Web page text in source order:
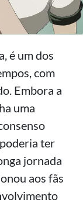
é um dos
com
Embora a
uma
ter
jornada
aos fãs